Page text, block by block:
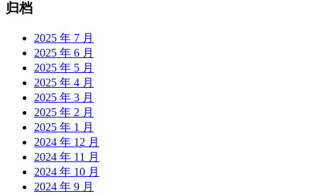
归档
2025 年 7 月
2025 年 6 月
2025 年 5 月
2025 年 4 月
2025 年 3 月
2025 年 2 月
2025 年 1 月
2024 年 12 月
2024 年 11 月
2024 年 10 月
2024 年 9 月